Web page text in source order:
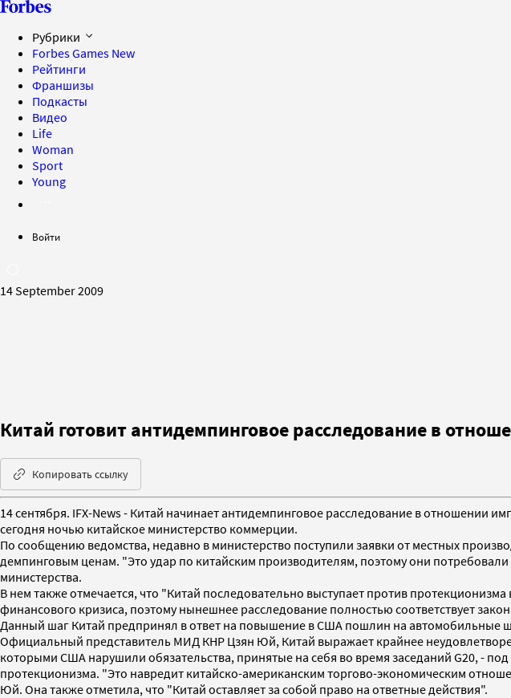
Рубрики
Forbes Games New
Рейтинги
Франшизы
Подкасты
Видео
Life
Woman
Sport
Young
Войти
14 September 2009
Китай готовит антидемпинговое расследование в
Копировать ссылку
14 сентября. IFX-News - Китай начинает антидемпинговое расследование в
сегодня ночью китайское министерство коммерции.
По сообщению ведомства, недавно в министерство поступили заявки от местных
демпинговым ценам. "Это удар по китайским производителям, поэтому они
министерства.
В нем также отмечается, что "Китай последовательно выступает против
финансового кризиса, поэтому нынешнее расследование полностью соответствует
Данный шаг Китай предпринял в ответ на повышение в США пошлин на автомобильные
Официальный представитель МИД КНР Цзян Юй, Китай выражает крайнее
которыми США нарушили обязательства, принятые на себя во время заседаний G20, -
протекционизма. "Это навредит китайско-американским торгово-экономическим
Юй. Она также отметила, что "Китай оставляет за собой право на ответные действия".